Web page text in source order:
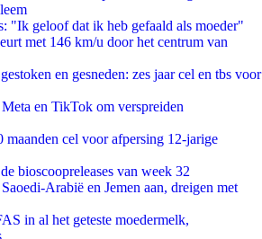
"Ik geloof dat ik heb gefaald als moeder"
met 146 km/u door het centrum van
en gesneden: zes jaar cel en tbs voor
en TikTok om verspreiden
cel voor afpersing 12-jarige
bioscoopreleases van week 32
Arabië en Jemen aan, dreigen met
in al het geteste moedermelk,